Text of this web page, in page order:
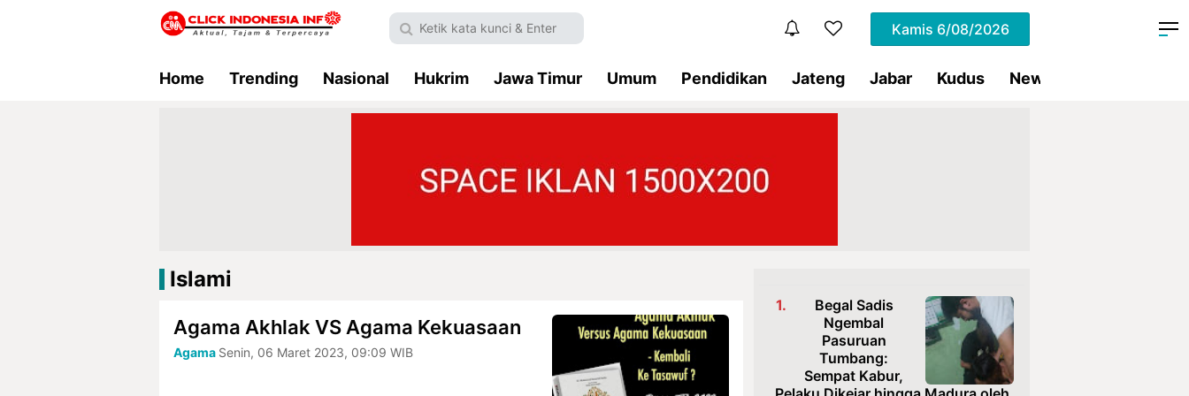
Kamis 6/08/2026
Home Trending Nasional Hukrim Jawa Timur Umum Pendidikan Jateng Jabar Kudus News
Islami
Agama Akhlak VS Agama Kekuasaan
Agama Senin, 06 Maret 2023, 09:09 WIB
Begal Sadis
Ngembal
Pasuruan
Tumbang:
Sempat Kabur,